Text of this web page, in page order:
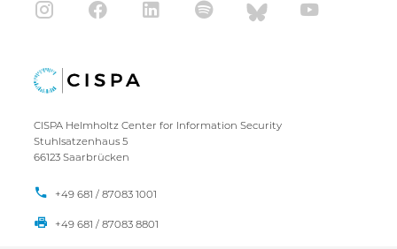
CISPA Helmholtz Center for Information Security
Stuhlsatzenhaus 5
66123 Saarbrücken
+49 681 / 87083 1001
+49 681 / 87083 8801